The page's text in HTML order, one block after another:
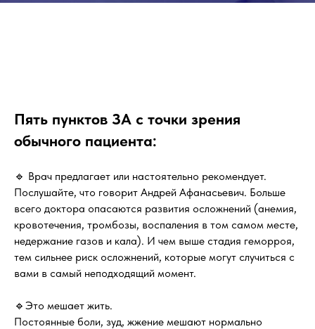
Пять пунктов ЗА с точки зрения
обычного пациента:
🔹 Врач предлагает или настоятельно рекомендует.
Послушайте, что говорит Андрей Афанасьевич. Больше
всего доктора опасаются развития осложнений (анемия,
кровотечения, тромбозы, воспаления в том самом месте,
недержание газов и кала). И чем выше стадия геморроя,
тем сильнее риск осложнений, которые могут случиться с
вами в самый неподходящий момент.
🔹Это мешает жить.
Постоянные боли, зуд, жжение мешают нормально